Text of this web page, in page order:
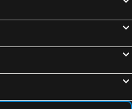
Isla Canela, Andaluzia Hotéis